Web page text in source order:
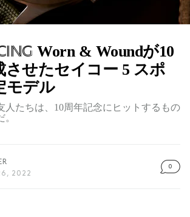
Worn & Woundが10
させたセイコー 5 スポ
モデル
人たちは、10周年記念にヒットするもの
2022
0